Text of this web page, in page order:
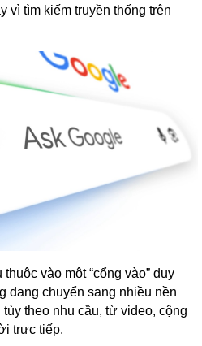
vì tìm kiếm truyền thống trên
vào một “cổng vào” duy
đang chuyển sang nhiều nền
theo nhu cầu, từ video, cộng
trực tiếp.